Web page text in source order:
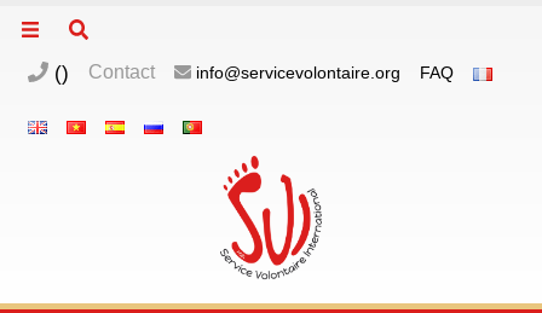
() Contact info@servicevolontaire.org FAQ